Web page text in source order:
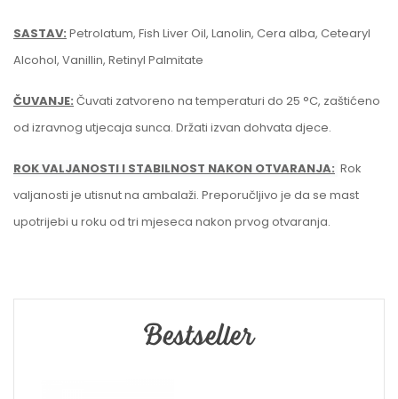
SASTAV: Petrolatum, Fish Liver Oil, Lanolin, Cera alba, Cetearyl
Alcohol, Vanillin, Retinyl Palmitate
ČUVANJE: Čuvati zatvoreno na temperaturi do 25 °C, zaštićeno
od izravnog utjecaja sunca. Držati izvan dohvata djece.
ROK VALJANOSTI I STABILNOST NAKON OTVARANJA: Rok
valjanosti je utisnut na ambalaži. Preporučljivo je da se mast
upotrijebi u roku od tri mjeseca nakon prvog otvaranja.
Bestseller